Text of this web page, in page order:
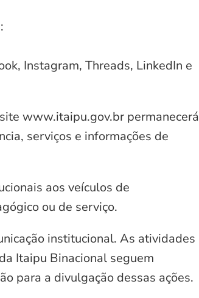
Instagram, Threads, LinkedIn e
www.itaipu.gov.br permanecerá
serviços e informações de
aos veículos de
ou de serviço.
institucional. As atividades
Itaipu Binacional seguem
para a divulgação dessas ações.